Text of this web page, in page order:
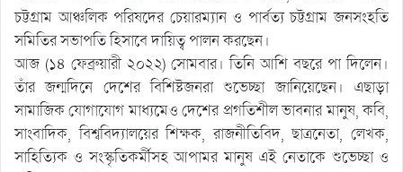
চট্টগ্রাম আঞ্চলিক পরিষদের চেয়ারম্যান ও পার্বত্য চট্টগ্রাম জনসংহতি
সমিতির সভাপতি হিসাবে দায়িত্ব পালন করছেন।
আজ (১৪ ফেব্রুয়ারী ২০২২) সোমবার। তিনি আশি বছরে পা দিলেন।
তাঁর জন্মদিনে দেশের বিশিষ্টজনরা শুভেচ্ছা জানিয়েছেন। এছাড়া
সামাজিক যোগাযোগ মাধ্যমেও দেশের প্রগতিশীল ভাবনার মানুষ, কবি,
সাংবাদিক, বিশ্ববিদ্যালয়ের শিক্ষক, রাজনীতিবিদ, ছাত্রনেতা, লেখক,
সাহিত্যিক ও সংস্কৃতিকর্মীসহ আপামর মানুষ এই নেতাকে শুভেচ্ছা ও